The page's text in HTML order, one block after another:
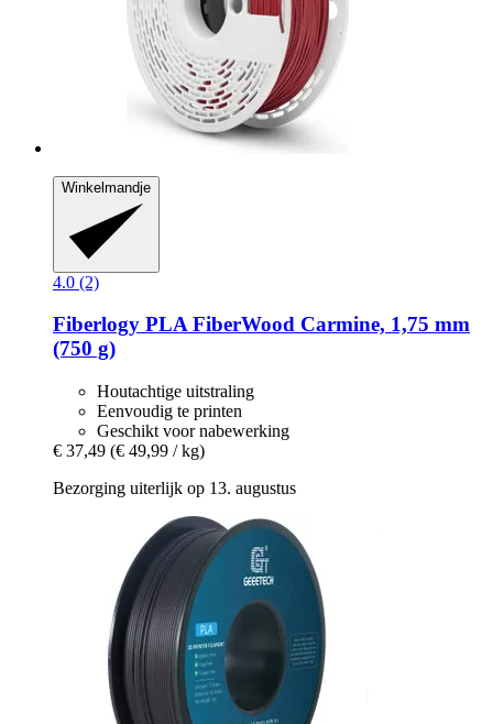
Winkelmandje
4.0 (2)
Fiberlogy PLA FiberWood Carmine, 1,75 mm
(750 g)
Houtachtige uitstraling
Eenvoudig te printen
Geschikt voor nabewerking
€ 37,49 (€ 49,99 / kg)
Bezorging uiterlijk op 13. augustus